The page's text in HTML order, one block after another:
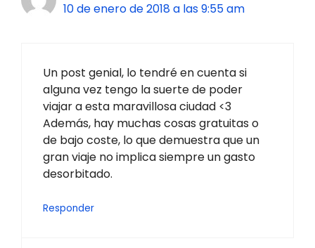
10 de enero de 2018 a las 9:55 am
Un post genial, lo tendré en cuenta si
alguna vez tengo la suerte de poder
viajar a esta maravillosa ciudad <3
Además, hay muchas cosas gratuitas o
de bajo coste, lo que demuestra que un
gran viaje no implica siempre un gasto
desorbitado.
Responder